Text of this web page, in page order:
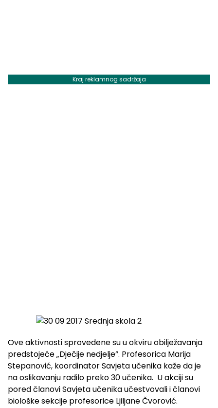
Kraj reklamnog sadržaja
Ove aktivnosti sprovedene su u okviru obilježavanja
predstojeće „Dječije nedjelje”. Profesorica Marija
Stepanović, koordinator Savjeta učenika kaže da je
na oslikavanju radilo preko 30 učenika. U akciji su
pored članovi Savjeta učenika učestvovali i članovi
biološke sekcije profesorice Ljiljane Čvorović.